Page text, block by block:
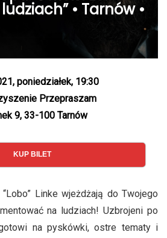
• Tarnów •
poniedziałek, 19:30
Przepraszam
9, 33-100 Tarnów
KUP BILET
Linke wjeżdżają do Twojego
na ludziach! Uzbrojeni po
na pyskówki, ostre tematy i